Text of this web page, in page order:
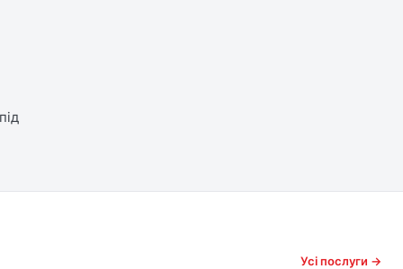
Усі послуги →